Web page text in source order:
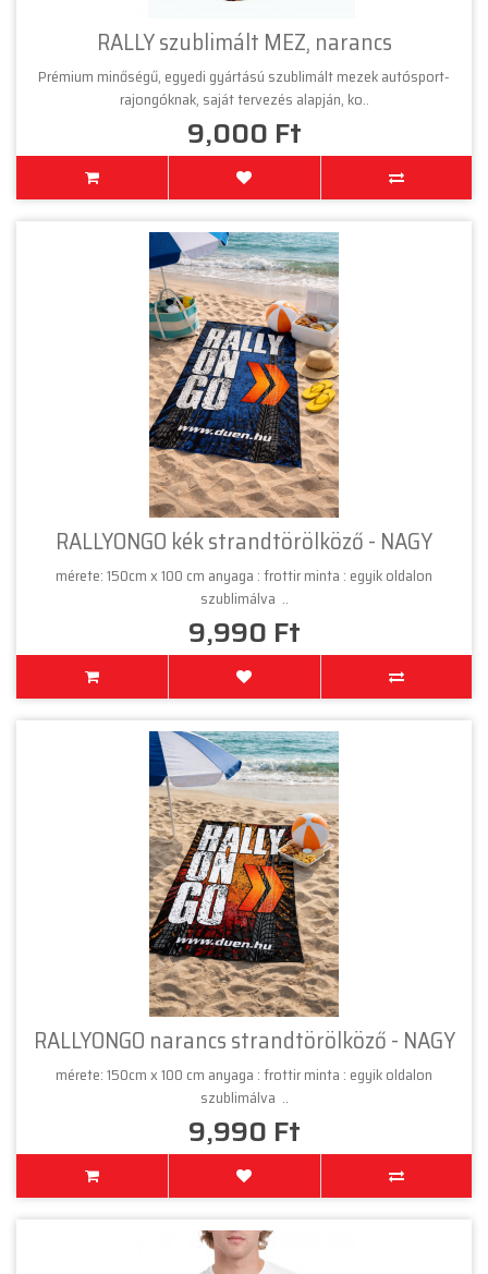
RALLY szublimált MEZ, narancs
Prémium minőségű, egyedi gyártású szublimált mezek autósport-
rajongóknak, saját tervezés alapján, ko..
9,000 Ft
RALLYONGO kék strandtörölköző - NAGY
mérete: 150cm x 100 cm anyaga : frottir minta : egyik oldalon
szublimálva ..
9,990 Ft
RALLYONGO narancs strandtörölköző - NAGY
mérete: 150cm x 100 cm anyaga : frottir minta : egyik oldalon
szublimálva ..
9,990 Ft